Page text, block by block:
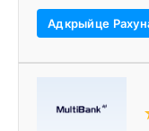
- Жорсткая
- Асобныя рахункі
- ДАРВІНЫ
- Прамы доступ
Адкрыйце